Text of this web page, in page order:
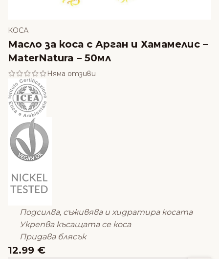
КОСА
Масло за коса с Арган и Хамамелис –
MaterNatura – 50мл
Няма отзиви
Подсилва, съживява и хидратира косата
Укрепва късащата се коса
Придава блясък
12.99 €